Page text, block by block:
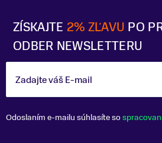
ZÍSKAJTE 2% ZĽAVU PO
ODBER NEWSLETTERU
Zadajte váš E-mail
Odoslaním e-mailu súhlasíte so